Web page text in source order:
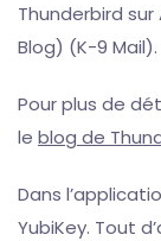
Thunderbird
Blog)​​ (K-9 Mail)​.
Pour plus de
le blog de
Dans
YubiKey. Tout